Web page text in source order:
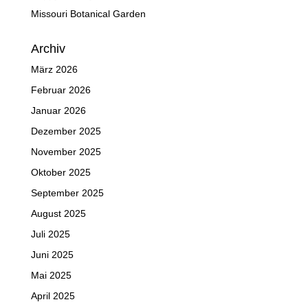
Missouri Botanical Garden
Archiv
März 2026
Februar 2026
Januar 2026
Dezember 2025
November 2025
Oktober 2025
September 2025
August 2025
Juli 2025
Juni 2025
Mai 2025
April 2025